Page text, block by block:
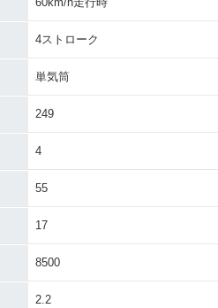
4ストローク
単気筒
249
4
55
17
8500
2.2